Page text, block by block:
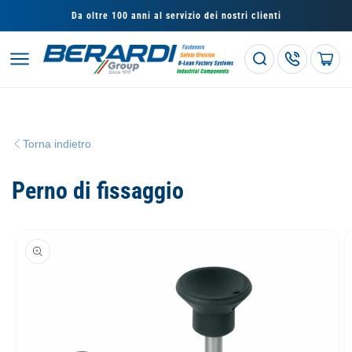
direttamente
ai contenuti
Da oltre 100 anni al servizio dei nostri clienti
Carrello
Torna indietro
Perno di fissaggio
sul prodotto